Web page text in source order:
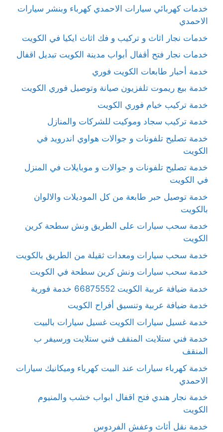
خدمات كهربائي سيارات الاحمدي كهرباء وبنشر سيارات
الاحمدي
خدمات نجار اثاث و تركيب و فك اثاث ايكيا في الكويت
خدمات نجار فتح أقفال أبواب مدينة الكويت تبديل اقفال
خدمة أحبار طابعات الكويت فوري
خدمة بيع ريموت تلفزيون صيانة وتوصيل فوري الكويت
خدمة تركيب خيام فوري الكويت
خدمة تركيب سجاد وموكيت للشركات والمنازل
خدمة تصليح تلفونات و جوالات هواوي اندرويد في
الكويت
خدمة تصليح تلفونات و جوالات و موبايلات في المنزل
في الكويت
خدمة توصيل حبر طابعة من كل الموديلات والالوان
بالكويت
خدمة سحب سيارات على الطريق ونش سطحة كرين
الكويت
خدمة سحب سيارات ومعدات ثقيلة من الطريق بالكويت
خدمة سحب سيارات ونش كرين سطحة في الكويت
خدمة ضيافة عربية الكويت 66875552 خدمة فورية
خدمة ضيافة عربية وتنسيق أفراح الكويت
خدمة غسيل سيارات الكويت غسيل سيارات بالبيت
خدمة فني ستلايت المنقف فني ستلايت ورسيفر ب
المنقف
خدمة كهرباء سيارات عند البيت كهرباء وميكانيك سيارات
الاحمدي
خدمة نجار هندي فتح اقفال ابواب خشب والمنيوم
الكويت
خدمة نقل أثاث وعفش الفردوس